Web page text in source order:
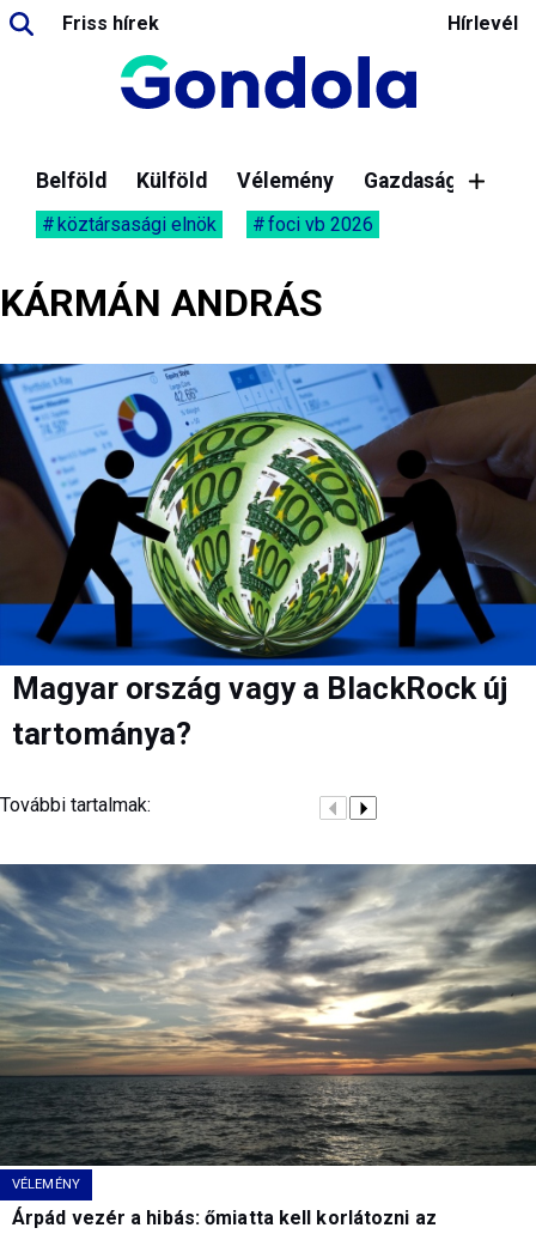
Friss hírek Hírlevél
Belföld Külföld Vélemény Gazdaság
köztársasági elnök foci vb 2026
KÁRMÁN ANDRÁS
Magyar ország vagy a BlackRock új
tartománya?
További tartalmak:
VÉLEMÉNY
Árpád vezér a hibás: őmiatta kell korlátozni az